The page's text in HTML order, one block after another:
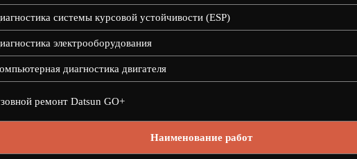
системы курсовой устойчивости (ESP)
электрооборудования
диагностика двигателя
ремонт Datsun GO+
Наименование работ